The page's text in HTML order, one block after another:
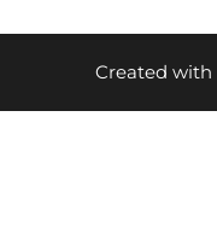
Created with